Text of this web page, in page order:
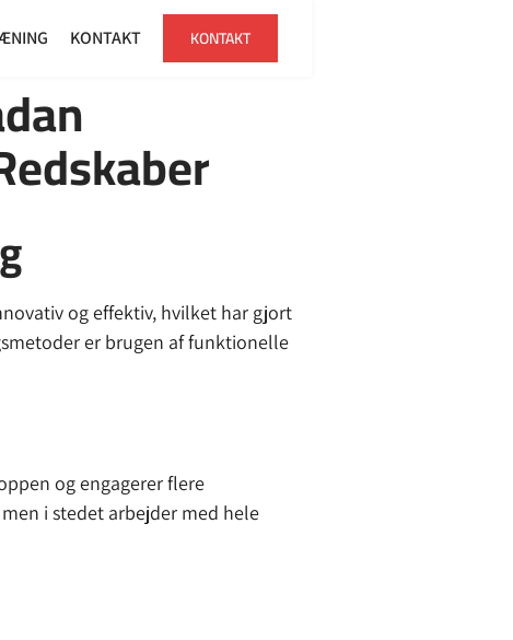
KONTAKT KONTAKT
og effektiv, hvilket har gjort
er brugen af funktionelle
og engagerer flere
i stedet arbejder med hele